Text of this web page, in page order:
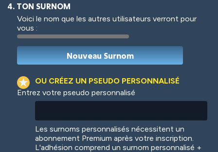
Woof
Colorful
4. TON SURNOM
Voici le nom que les autres utilisateurs verront pour
vous :
OU CRÉEZ UN PSEUDO PERSONNALISÉ
Entrez votre pseudo personnalisé
Les surnoms personnalisés nécessitent un
abonnement Premium après votre inscription.
L'adhésion comprend un surnom personnalisé +